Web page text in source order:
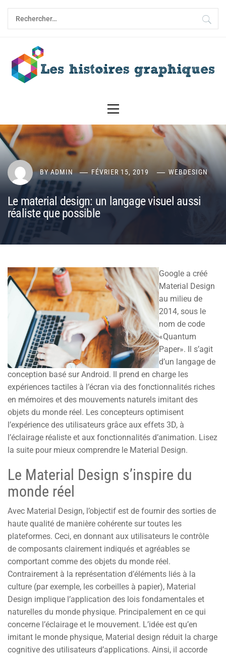
Skip
content
Rechercher :
Menu
BYADMIN FÉVRIER 15, 2019 WEBDESIGN
Le material design: un langage visuel aussi
réaliste que possible
Google a créé
Material Design
au milieu de
2014, sous le
nom de code
«Quantum
Paper». Il s’agit
d’un langage de
conception basé sur Android. Il prend en charge les
expériences tactiles à l’écran via des fonctionnalités riches
en mémoires et des mouvements naturels imitant des
objets du monde réel. Les concepteurs optimisent
l’expérience des utilisateurs grâce aux effets 3D, à
l’éclairage réaliste et aux fonctionnalités d’animation. Lisez
la suite pour mieux comprendre le Material Design.
Le Material Design s’inspire du
monde réel
Avec Material Design, l’objectif est de fournir des sorties de
haute qualité de manière cohérente sur toutes les
plateformes. Ceci, en donnant aux utilisateurs le contrôle
de composants clairement indiqués et agréables se
comportant comme des objets du monde réel.
Contrairement à la représentation d’éléments liés à la
culture (par exemple, les corbeilles à papier), Material
Design implique l’application des lois fondamentales et
naturelles du monde physique. Principalement en ce qui
concerne l’éclairage et le mouvement. L’idée est qu’en
imitant le monde physique, Material design réduit la charge
cognitive des utilisateurs d’applications. Ainsi, il accorde